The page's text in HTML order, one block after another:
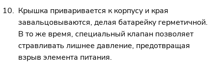
Крышка приваривается к корпусу и края
завальцовываются, делая батарейку герметичной.
В то же время, специальный клапан позволяет
стравливать лишнее давление, предотвращая
взрыв элемента питания.